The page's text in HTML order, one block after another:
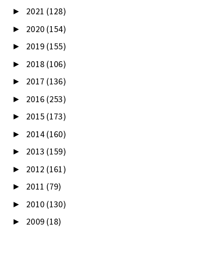
► 2021 (128)
► 2020 (154)
► 2019 (155)
► 2018 (106)
► 2017 (136)
► 2016 (253)
► 2015 (173)
► 2014 (160)
► 2013 (159)
► 2012 (161)
► 2011 (79)
► 2010 (130)
► 2009 (18)